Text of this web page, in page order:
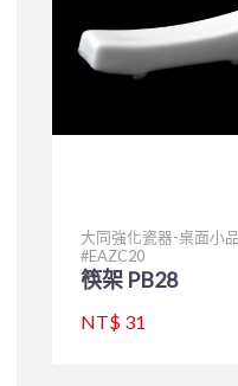
大同強化瓷器-桌面小品
EAZC20
筷架 PB28
NT$ 31